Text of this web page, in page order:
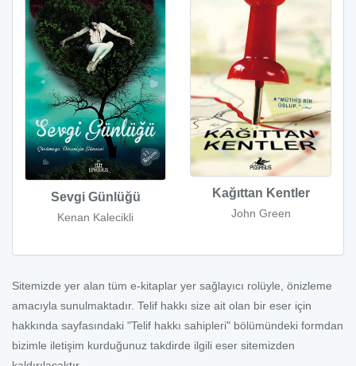
Sevgi Günlüğü
Kenan Kalecikli
Kağıttan Kentler
John Green
Sitemizde yer alan tüm e-kitaplar yer sağlayıcı rolüyle, önizleme
amacıyla sunulmaktadır. Telif hakkı size ait olan bir eser için
hakkında sayfasındaki "Telif hakkı sahipleri" bölümündeki formdan
bizimle iletişim kurduğunuz takdirde ilgili eser sitemizden